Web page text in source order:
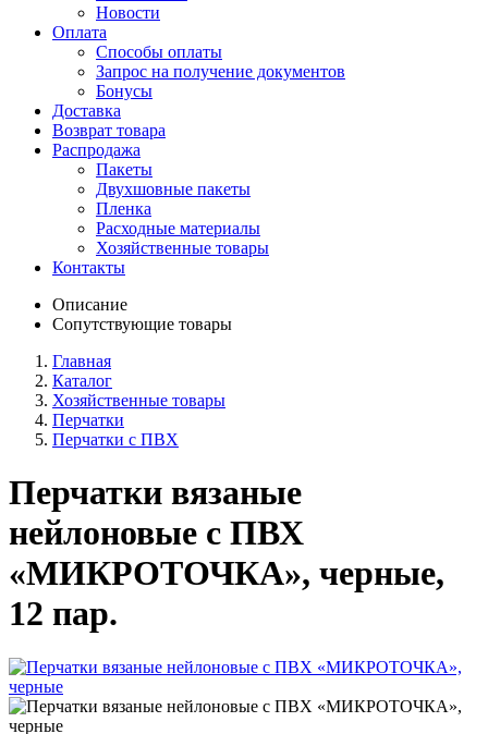
Новости
Оплата
Способы оплаты
Запрос на получение документов
Бонусы
Доставка
Возврат товара
Распродажа
Пакеты
Двухшовные пакеты
Пленка
Расходные материалы
Хозяйственные товары
Контакты
Описание
Сопутствующие товары
Главная
Каталог
Хозяйственные товары
Перчатки
Перчатки с ПВХ
Перчатки вязаные
нейлоновые с ПВХ
«МИКРОТОЧКА», черные,
12 пар.